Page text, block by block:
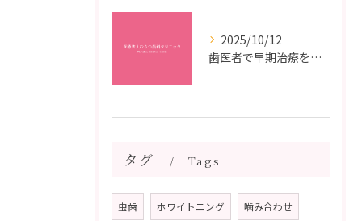
2025/10/12
歯医者で早期治療を受けるメリットと虫歯悪化を防ぐ最短ステップ
タグ Tags
虫歯 ホワイトニング 噛み合わせ